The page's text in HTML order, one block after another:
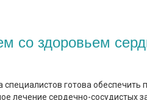
со здоровьем
готова обеспечить
лечение сердечно-сосудистых